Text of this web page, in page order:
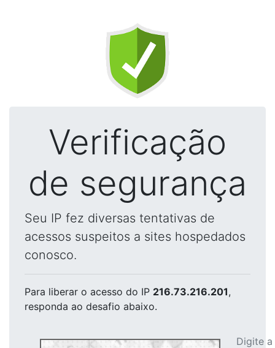
Verificação
de segurança
Seu IP fez diversas tentativas de
acessos suspeitos a sites hospedados
conosco.
Para liberar o acesso do IP 216.73.216.201,
responda ao desafio abaixo.
Digite